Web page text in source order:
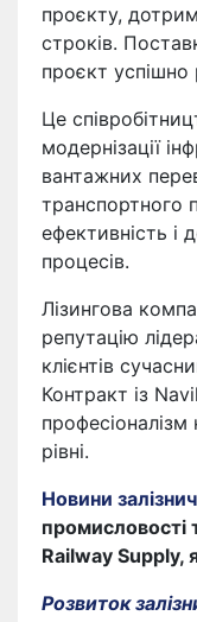
проєкту,
строків.
проєкт
Це
модернізації
вантажних
транспортного
ефективність і
процесів.
Лізингова
репутацію
клієнтів
Контракт із
рівні.
Новини
промисловості
Railway Supply,
Розвиток